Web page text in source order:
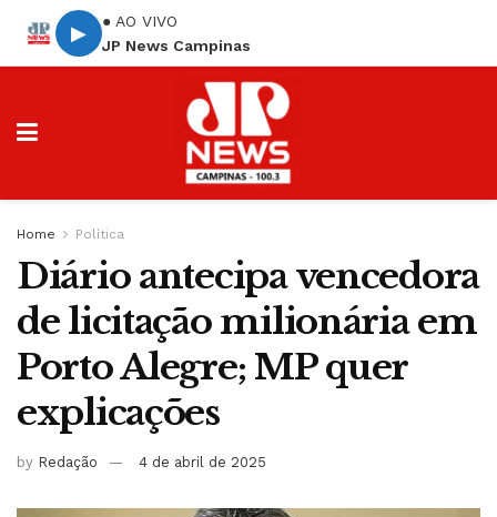
▶
● AO VIVO
JP News Campinas
Home Política
Diário antecipa vencedora
de licitação milionária em
Porto Alegre; MP quer
explicações
by Redação 4 de abril de 2025